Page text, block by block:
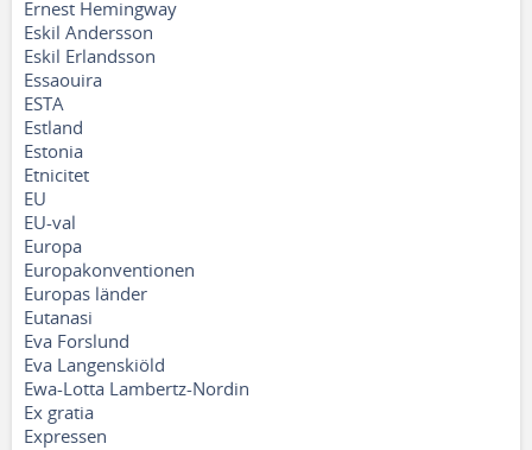
Ernest Hemingway
Eskil Andersson
Eskil Erlandsson
Essaouira
ESTA
Estland
Estonia
Etnicitet
EU
EU-val
Europa
Europakonventionen
Europas länder
Eutanasi
Eva Forslund
Eva Langenskiöld
Ewa-Lotta Lambertz-Nordin
Ex gratia
Expressen